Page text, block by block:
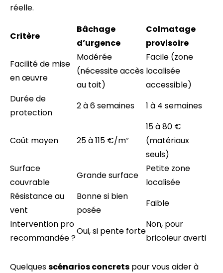
réelle.
Critère
Bâchage
d’urgence
Colmatage
provisoire
Facilité de mise
en œuvre
Modérée
(nécessite accès
au toit)
Facile (zone
localisée
accessible)
Durée de
protection
2 à 6 semaines 1 à 4 semaines
Coût moyen 25 à 115 €/m²
15 à 80 €
(matériaux
seuls)
Surface
couvrable
Grande surface
Petite zone
localisée
Résistance au
vent
Bonne si bien
posée
Faible
Intervention pro
recommandée ?
Oui, si pente forte
Non, pour
bricoleur averti
Quelquesscénarios concrets pour vous aider à